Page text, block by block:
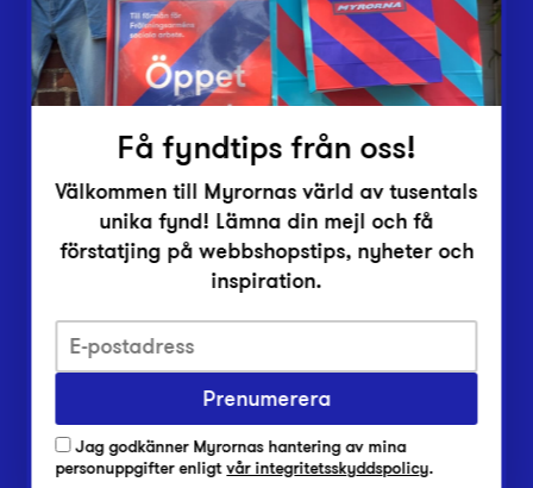
Om Myrorna
Lediga jobb
Pressrum
Integritetsskyddspolicy
Har du frågor om onlineköp, leverans eller retur?
Har du frågor om vår verksamhet?
Vanliga frågor om Myrorna
Få fyndtips från oss!
Välkommen till Myrornas värld av tusentals
unika fynd! Lämna din mejl och få
förstatjing på webbshopstips, nyheter och
inspiration.
Prenumerera
Jag godkänner Myrornas hantering av mina
personuppgifter enligtvår integritetsskyddspolicy.